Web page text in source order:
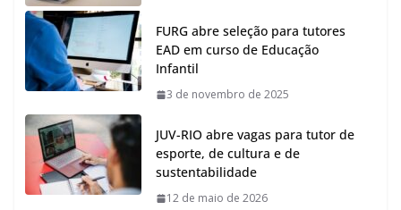
FURG abre seleção para tutores
EAD em curso de Educação
Infantil
3 de novembro de 2025
JUV-RIO abre vagas para tutor de
esporte, de cultura e de
sustentabilidade
12 de maio de 2026